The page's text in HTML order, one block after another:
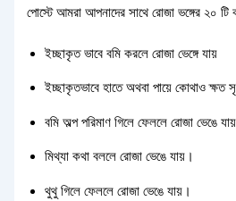
পোস্টে আমরা আপনাদের সাথে রোজা ভঙ্গের ২০
ইচ্ছাকৃত ভাবে বমি করলে রোজা ভেঙ্গে যায়
ইচ্ছাকৃতভাবে হাতে অথবা পায়ে কোথাও ক্ষত
বমি অল্প পরিমাণ গিলে ফেললে রোজা ভেঙে
মিথ্যা কথা বললে রোজা ভেঙে যায়।
থুথু গিলে ফেললে রোজা ভেঙে যায়।